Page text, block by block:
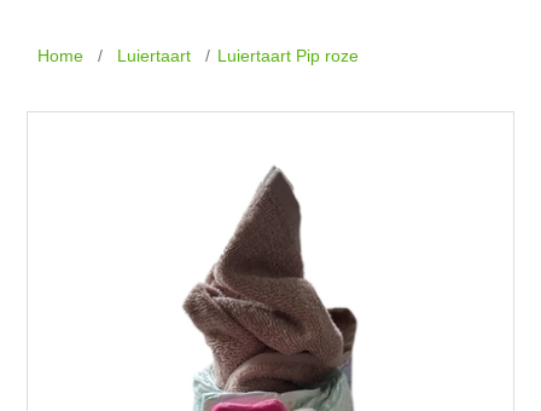
Home / Luiertaart / Luiertaart Pip roze